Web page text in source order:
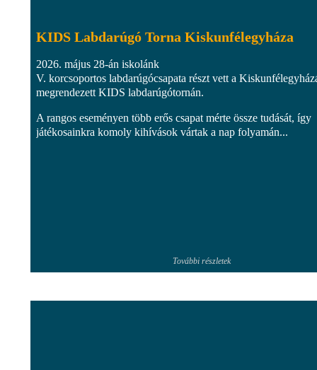
KIDS Labdarúgó Torna Kiskunfélegyháza
2026. május 28-án iskolánk
V. korcsoportos labdarúgócsapata részt vett a
megrendezett KIDS labdarúgótornán.
A rangos eseményen több erős csapat mérte össze tudását, így
játékosainkra komoly kihívások vártak a nap folyamán...
További részletek